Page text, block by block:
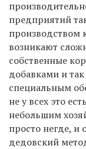
предприятий
производством
возникают
собственные
добавками и
специальным
не у всех это
небольшим
просто негде,
дедовский